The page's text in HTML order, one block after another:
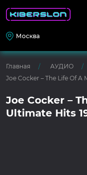
Москва
Главная АУДИО
Joe Cocker – The Life Of A
Joe Cocker –
Ultimate Hits